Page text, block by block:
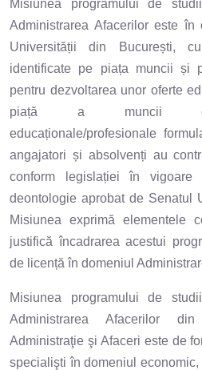
Misiunea programului de
Administrarea Afacerilor este în
Universității din București,
identificate pe piața muncii și
pentru dezvoltarea unor oferte
piață a muncii
educaționale/profesionale
angajatori și absolvenți au
conform legislației în
deontologie aprobat de Senatul
Misiunea exprimă elementele
justifică încadrarea acestui
de licență în domeniul
Misiunea programului de
Administrarea Afacerilor
Administraţie şi Afaceri este de
specialişti în domeniul economic,